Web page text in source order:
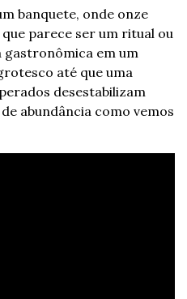
banquete, onde onze
parece ser um ritual ou
gastronômica em um
até que uma
desestabilizam
abundância como vemos